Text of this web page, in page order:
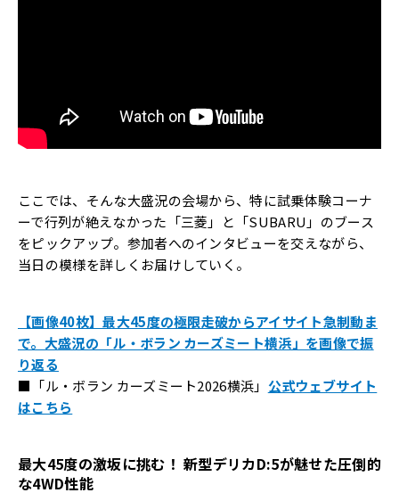
ここでは、そんな大盛況の会場から、特に試乗体験コーナ
ーで行列が絶えなかった「三菱」と「SUBARU」のブース
をピックアップ。参加者へのインタビューを交えながら、
当日の模様を詳しくお届けしていく。
【画像40枚】最大45度の極限走破からアイサイト急制動ま
で。大盛況の「ル・ボラン カーズミート横浜」を画像で振
り返る
■「ル・ボラン カーズミート2026横浜」 公式ウェブサイト
はこちら
最大45度の激坂に挑む！ 新型デリカD:5が魅せた圧倒的
な4WD性能